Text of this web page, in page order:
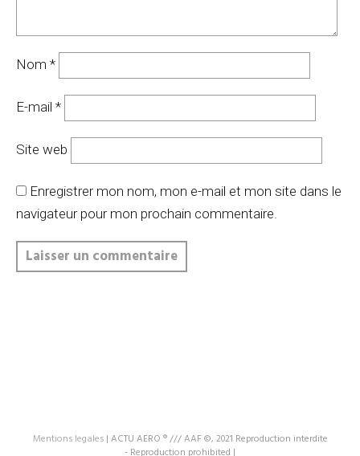
Nom *
E-mail *
Site web
Enregistrer mon nom, mon e-mail et mon site dans le
navigateur pour mon prochain commentaire.
Mentions legales | ACTU AERO ® /// AAF ©, 2021 Reproduction interdite
- Reproduction prohibited |